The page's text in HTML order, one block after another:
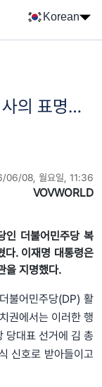
Korean
의 표명…
06/08, 월요일, 11:36
VOVWORLD
인 더불어민주당 복
다. 이재명 대통령은
을 지명했다.
불어민주당(DP) 활
권에서는 이러한 행
당대표 선거에 김 총
신호로 받아들이고